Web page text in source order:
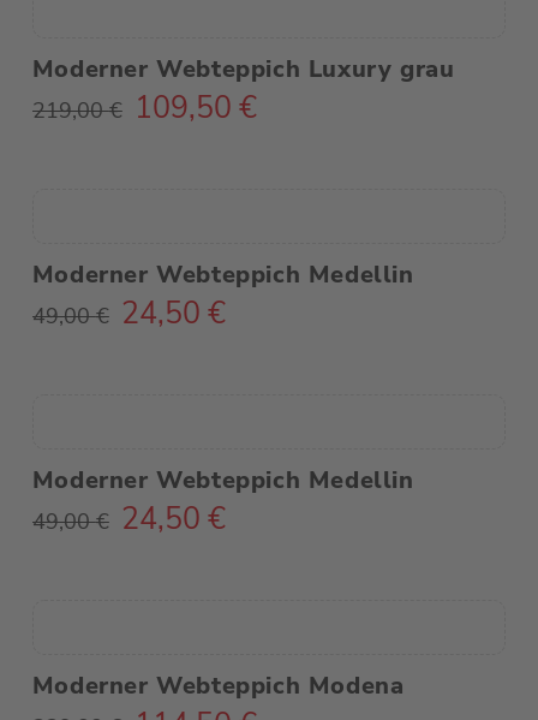
Moderner Webteppich Luxury grau
219,00€ Ursprünglicher
Preis
109,50 €Aktueller
Preis
Moderner Webteppich Medellin
49,00€ Ursprünglicher
Preis
24,50 €Aktueller
Preis
Moderner Webteppich Medellin
49,00€ Ursprünglicher
Preis
24,50 €Aktueller
Preis
Moderner Webteppich Modena